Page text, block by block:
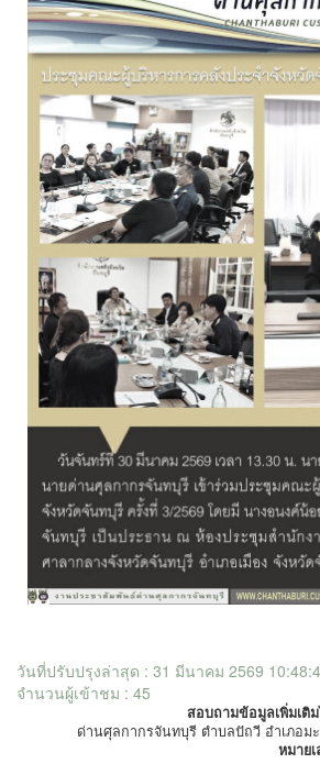
วันที่ปรับปรุงล่าสุด : 31 มีนาคม 2569
จำนวนผู้เข้าชม : 45
สอบถามข้อมูลเพิ่มเติ
ด่านศุลกากรจันทบุรี ตำบลปัถวี อำเภอม
หมาย